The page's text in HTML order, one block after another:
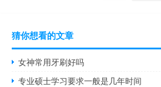
猜你想看的文章
女神常用牙刷好吗
专业硕士学习要求一般是几年时间